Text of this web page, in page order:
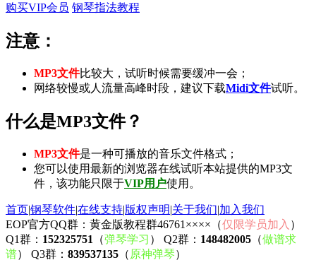
购买VIP会员 钢琴指法教程
注意：
MP3文件比较大，试听时候需要缓冲一会；
网络较慢或人流量高峰时段，建议下载Midi文件试听。
什么是MP3文件？
MP3文件是一种可播放的音乐文件格式；
您可以使用最新的浏览器在线试听本站提供的MP3文
件，该功能只限于VIP用户使用。
首页|钢琴软件|在线支持|版权声明|关于我们|加入我们
EOP官方QQ群：黄金版教程群46761××××（仅限学员加入 ）
Q1群： 152325751 （弹琴学习 ） Q2群： 148482005 （做谱求
谱） Q3群： 839537135 （ 原神弹琴）